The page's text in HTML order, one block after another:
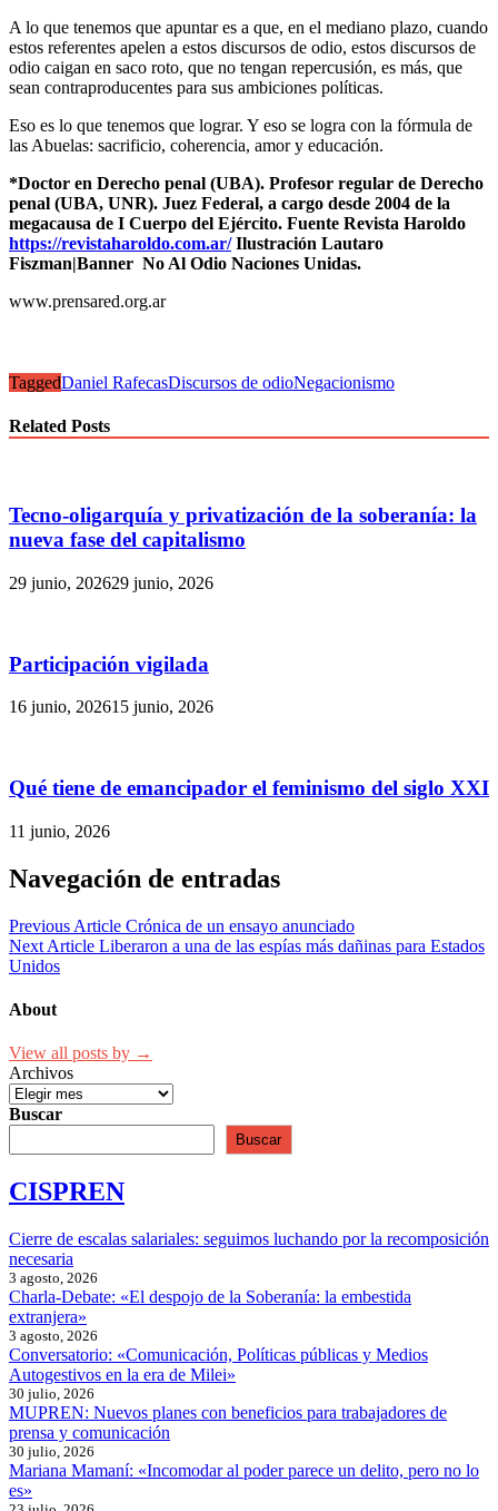
A lo que tenemos que apuntar es a que, en el mediano plazo, cuando
estos referentes apelen a estos discursos de odio, estos discursos de
odio caigan en saco roto, que no tengan repercusión, es más, que
sean contraproducentes para sus ambiciones políticas.
Eso es lo que tenemos que lograr. Y eso se logra con la fórmula de
las Abuelas: sacrificio, coherencia, amor y educación.
*Doctor en Derecho penal (UBA). Profesor regular de Derecho
penal (UBA, UNR). Juez Federal, a cargo desde 2004 de la
megacausa de I Cuerpo del Ejército. Fuente Revista Haroldo
https://revistaharoldo.com.ar/Ilustración Lautaro
Fiszman|Banner No Al Odio Naciones Unidas.
www.prensared.org.ar
TaggedDaniel RafecasDiscursos de odioNegacionismo
Related Posts
Tecno-oligarquía y privatización de la soberanía: la
nueva fase del capitalismo
29 junio, 202629 junio, 2026
Participación vigilada
16 junio, 202615 junio, 2026
Qué tiene de emancipador el feminismo del siglo XXI
11 junio, 2026
Navegación de entradas
Previous Article Crónica de un ensayo anunciado
Next Article Liberaron a una de las espías más dañinas para Estados
Unidos
About
View all posts by →
Archivos
Buscar
Buscar
CISPREN
Cierre de escalas salariales: seguimos luchando por la recomposición
necesaria
3 agosto, 2026
Charla-Debate: «El despojo de la Soberanía: la embestida
extranjera»
3 agosto, 2026
Conversatorio: «Comunicación, Políticas públicas y Medios
Autogestivos en la era de Milei»
30 julio, 2026
MUPREN: Nuevos planes con beneficios para trabajadores de
prensa y comunicación
30 julio, 2026
Mariana Mamaní: «Incomodar al poder parece un delito, pero no lo
es»